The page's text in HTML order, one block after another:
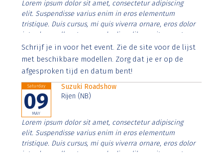
Lorem ipsum dolor sit amet, consectetur adipiscing
elit. Suspendisse varius enim in eros elementum
tristique. Duis cursus, mi quis viverra ornare, eros dolor
interdum nulla, ut commodo diam libero vitae erat.
Aenean faucibus nibh et justo cursus id rutrum lorem
imperdiet. Nunc ut sem vitae risus tristique posuere.
Schrijf je in voor het event. Zie de site voor de lijst
met beschikbare modellen. Zorg dat je er op de
afgesproken tijd en datum bent!
Saturday
09
MAY
Suzuki Roadshow
Rijen (NB)
Lorem ipsum dolor sit amet, consectetur adipiscing
elit. Suspendisse varius enim in eros elementum
tristique. Duis cursus, mi quis viverra ornare, eros dolor
interdum nulla, ut commodo diam libero vitae erat.